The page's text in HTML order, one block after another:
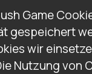
Game
gespeichert
wir
Nutzung